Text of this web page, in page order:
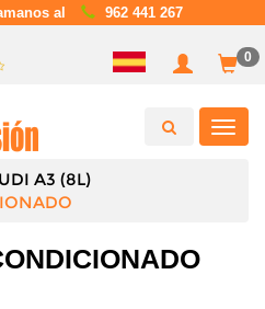
al 962 441 267
0
A3 (8L)